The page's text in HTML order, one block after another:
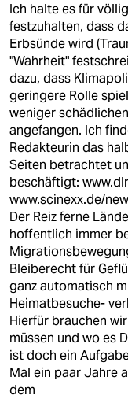
Ich halte es für
festzuhalten, dass
Erbsünde wird
"Wahrheit"
dazu, dass
geringere Rolle
weniger
angefangen. Ich
Redakteurin das
Seiten betrachtet
beschäftigt:
www.scinexx.de/
Der Reiz ferne
hoffentlich immer
Bleiberecht für
ganz automatisch
Heimatbesuche-
Hierfür brauchen
müssen und wo es
ist doch ein
Mal ein paar Jahre
dem